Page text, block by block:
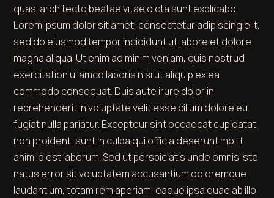
quasi architecto beatae vitae dicta sunt explicabo.
Lorem ipsum dolor sit amet, consectetur adipiscing elit,
sed do eiusmod tempor incididunt ut labore et dolore
magna aliqua. Ut enim ad minim veniam, quis nostrud
exercitation ullamco laboris nisi ut aliquip ex ea
commodo consequat. Duis aute irure dolor in
reprehenderit in voluptate velit esse cillum dolore eu
fugiat nulla pariatur. Excepteur sint occaecat cupidatat
non proident, sunt in culpa qui officia deserunt mollit
anim id est laborum. Sed ut perspiciatis unde omnis iste
natus error sit voluptatem accusantium doloremque
laudantium, totam rem aperiam, eaque ipsa quae ab illo